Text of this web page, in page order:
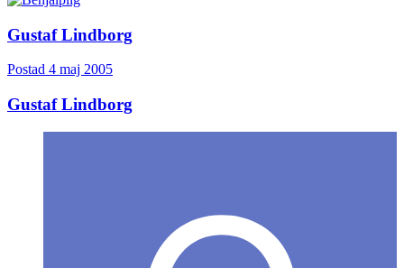
Gustaf Lindborg
Postad 4 maj 2005
Gustaf Lindborg